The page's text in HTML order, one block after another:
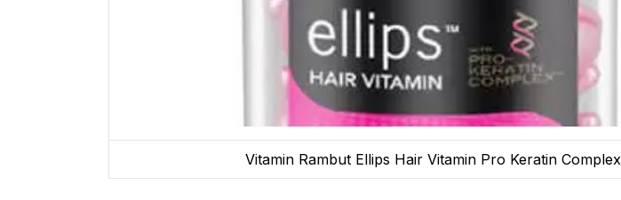
Vitamin Rambut Ellips Hair Vitamin Pro Keratin Complex